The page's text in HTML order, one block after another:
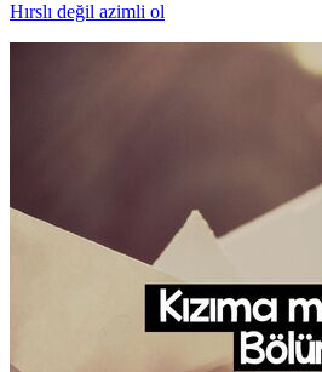
Hırslı değil azimli ol